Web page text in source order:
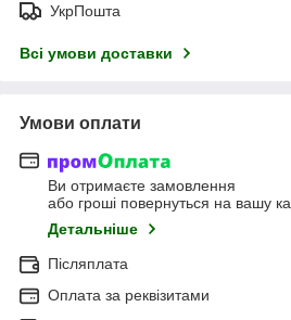
УкрПошта
Всі умови доставки
Умови оплати
Ви отримаєте замовлення
або гроші повернуться на вашу
Детальніше
Післяплата
Оплата за реквізитами